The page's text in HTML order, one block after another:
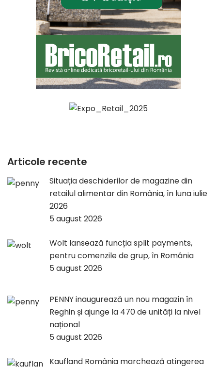
Articole recente
Situația deschiderilor de magazine din
retailul alimentar din România, în luna iulie
2026
5 august 2026
Wolt lansează funcția split payments,
pentru comenzile de grup, în România
5 august 2026
PENNY inaugurează un nou magazin în
Reghin și ajunge la 470 de unități la nivel
național
5 august 2026
Kaufland România marchează atingerea